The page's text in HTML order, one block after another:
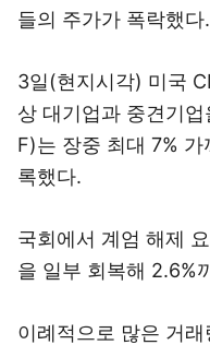
들의 주가가 폭락했다.
3일(현지시각) 미국
상 대기업과 중견기
F)는 장중 최대 7%
록했다.
국회에서 계엄 해제
을 일부 회복해 2.6%
이례적으로 많은 거